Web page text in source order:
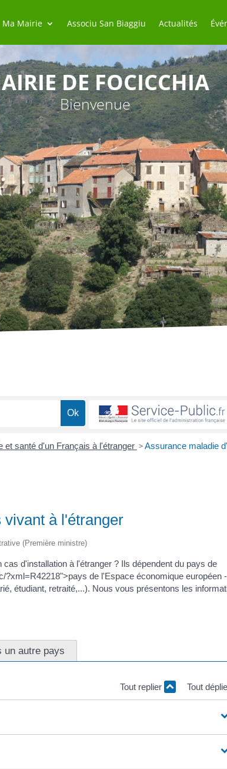
Ma Mairie Associu San Biaggiu Actualités
DE FOCICCHIA
Bienvenue
et santé d'un Français à l'étranger >Assurance maladie
à l'étranger
(Première ministre)
d'installation à l'étranger ? Ils dépendent du pays de
de l'Espace économique européen -
étudiant, retraité,...). Nous vous présentons les
un autre pays
Tout replier Tout